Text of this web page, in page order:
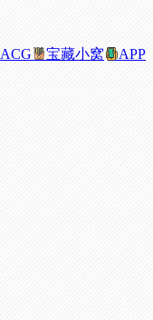
ACG 宝藏小窝
APP